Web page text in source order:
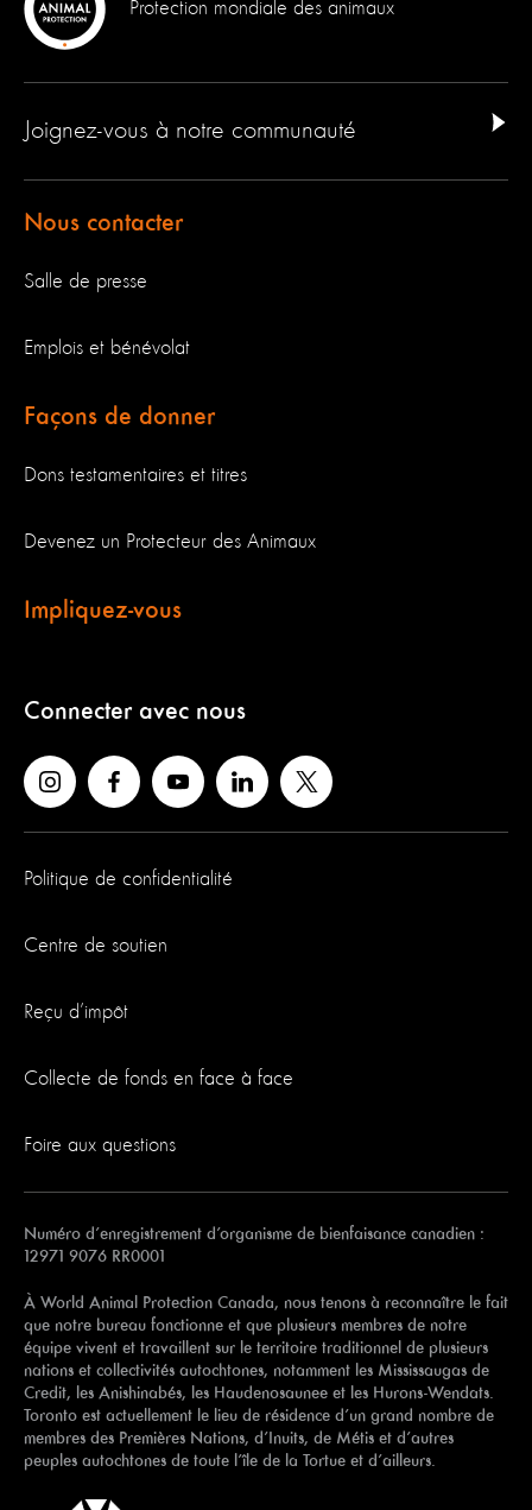
Protection mondiale des animaux
Joignez-vous à notre communauté
Nous contacter
Salle de presse
Emplois et bénévolat
Façons de donner
Dons testamentaires et titres
Devenez un Protecteur des Animaux
Impliquez-vous
Connecter avec nous
Politique de confidentialité
Centre de soutien
Reçu d’impôt
Collecte de fonds en face à face
Foire aux questions
Numéro d’enregistrement d’organisme de bienfaisance canadien :
12971 9076 RR0001
À World Animal Protection Canada, nous tenons à reconnaître le fait
que notre bureau fonctionne et que plusieurs membres de notre
équipe vivent et travaillent sur le territoire traditionnel de plusieurs
nations et collectivités autochtones, notamment les Mississaugas de
Credit, les Anishinabés, les Haudenosaunee et les Hurons-Wendats.
Toronto est actuellement le lieu de résidence d’un grand nombre de
membres des Premières Nations, d’Inuits, de Métis et d’autres
peuples autochtones de toute l’île de la Tortue et d’ailleurs.